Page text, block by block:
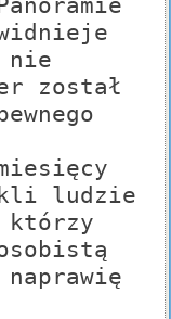
nie
został
ludzie
którzy